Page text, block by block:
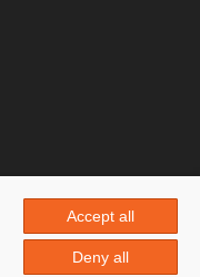
Accept all
Deny all